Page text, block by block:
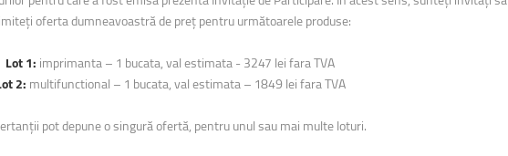
oferta dumneavoastră de preț pentru următoarele produse:
Lot 1: imprimanta – 1 bucata, val estimata - 3247 lei fara TVA
2: multifunctional – 1 bucata, val estimata – 1849 lei fara TVA
pot depune o singură ofertă, pentru unul sau mai multe loturi.